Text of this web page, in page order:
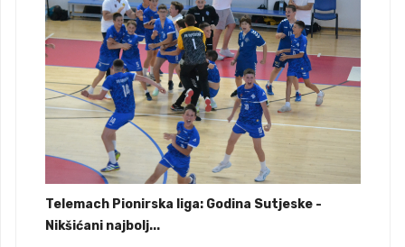
Telemach Pionirska liga: Godina Sutjeske -
Nikšićani najbolj...